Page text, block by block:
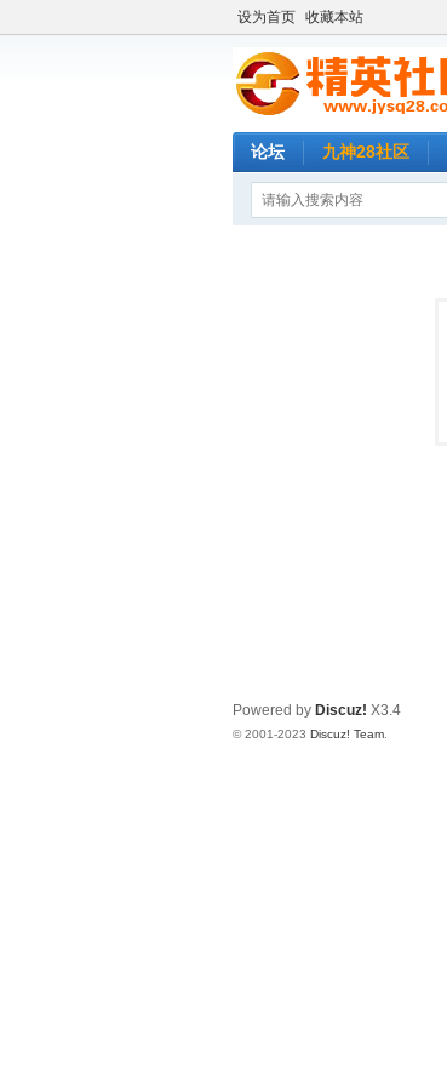
设为首页 收藏本站
论坛 九神28社区
Powered by Discuz! X3.4
© 2001-2023 Discuz! Team